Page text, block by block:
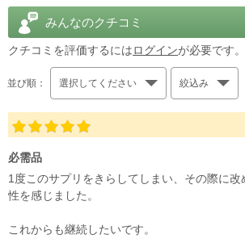
みんなのクチコミ
クチコミを評価するにはログインが必要です。
並び順： 選択してください 絞込み
必需品
1度このサプリをきらしてしまい、その際に
性を感じました。
これからも継続したいです。